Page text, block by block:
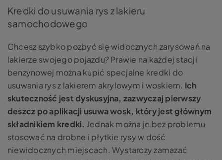
Kredki do usuwania rys z lakieru
samochodowego
Chcesz szybko pozbyć się widocznych zarysowań na
lakierze swojego pojazdu? Prawie na każdej stacji
benzynowej można kupić specjalne kredki do
usuwania rys z lakierem akrylowym i woskiem. Ich
skuteczność jest dyskusyjna, zazwyczaj pierwszy
deszcz po aplikacji usuwa wosk, który jest głównym
składnikiem kredki. Jednak można je bez problemu
stosować na drobne i płytkie rysy w dość
niewidocznych miejscach. Wystarczy zamazać